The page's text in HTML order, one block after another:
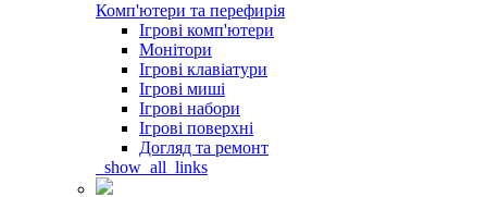
Комп'ютери та перефирія
Ігрові комп'ютери
Монітори
Ігрові клавіатури
Ігрові миші
Ігрові набори
Ігрові поверхні
Догляд та ремонт
_show_all_links